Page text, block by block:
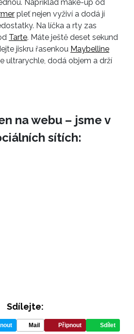
Například make-up od
pleť nejen vyživí a dodá jí
Na líčka a rty zas
Tarte. Máte ještě deset sekund
jiskru řasenkou Maybelline
ultrarychle, dodá objem a drží
na webu – jsme v
sítích:
Sdílejte:
Mail Připnout Sdílet